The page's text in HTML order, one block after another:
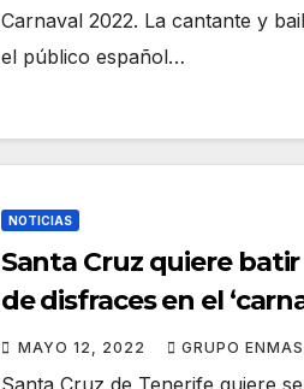
Carnaval 2022. La cantante y
el público español…
NOTICIAS
Santa Cruz quiere
de disfraces en el
eurovisivo’
MAYO 12, 2022 GRUPO
Santa Cruz de Tenerife quiere